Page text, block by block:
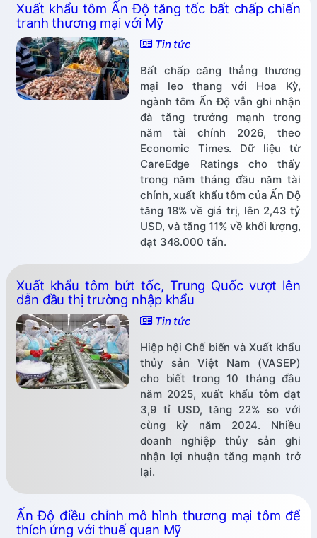
Xuất khẩu tôm Ấn Độ tăng tốc bất chấp chiến
tranh thương mại với Mỹ
Tin tức
Bất chấp căng thẳng thương
mại leo thang với Hoa Kỳ,
ngành tôm Ấn Độ vẫn ghi nhận
đà tăng trưởng mạnh trong
năm tài chính 2026, theo
Economic Times. Dữ liệu từ
CareEdge Ratings cho thấy
trong năm tháng đầu năm tài
chính, xuất khẩu tôm của Ấn Độ
tăng 18% về giá trị, lên 2,43 tỷ
USD, và tăng 11% về khối lượng,
đạt 348.000 tấn.
Xuất khẩu tôm bứt tốc, Trung Quốc vượt lên
dẫn đầu thị trường nhập khẩu
Tin tức
Hiệp hội Chế biến và Xuất khẩu
thủy sản Việt Nam (VASEP)
cho biết trong 10 tháng đầu
năm 2025, xuất khẩu tôm đạt
3,9 tỉ USD, tăng 22% so với
cùng kỳ năm 2024. Nhiều
doanh nghiệp thủy sản ghi
nhận lợi nhuận tăng mạnh trở
lại.
Ấn Độ điều chỉnh mô hình thương mại tôm để
thích ứng với thuế quan Mỹ